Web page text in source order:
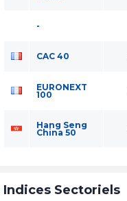
-
CAC 40
EURONEXT
100
Hang Seng
China 50
Indices Sectoriels